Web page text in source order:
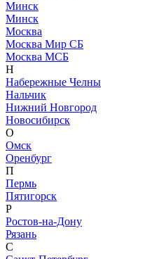
Минск
Минск
Москва
Москва Мир СБ
Москва МСБ
Н
Набережные Челны
Нальчик
Нижний Новгород
Новосибирск
О
Омск
Оренбург
П
Пермь
Пятигорск
Р
Ростов-на-Дону
Рязань
С